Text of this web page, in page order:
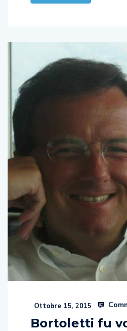
Ottobre 15, 2015
Bortoletti fu